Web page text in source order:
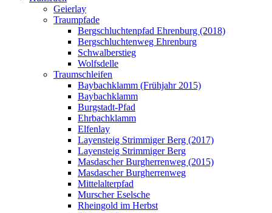
Geierlay
Traumpfade
Bergschluchtenpfad Ehrenburg (2018)
Bergschluchtenweg Ehrenburg
Schwalberstieg
Wolfsdelle
Traumschleifen
Baybachklamm (Frühjahr 2015)
Baybachklamm
Burgstadt-Pfad
Ehrbachklamm
Elfenlay
Layensteig Strimmiger Berg (2017)
Layensteig Strimmiger Berg
Masdascher Burgherrenweg (2015)
Masdascher Burgherrenweg
Mittelalterpfad
Murscher Eselsche
Rheingold im Herbst